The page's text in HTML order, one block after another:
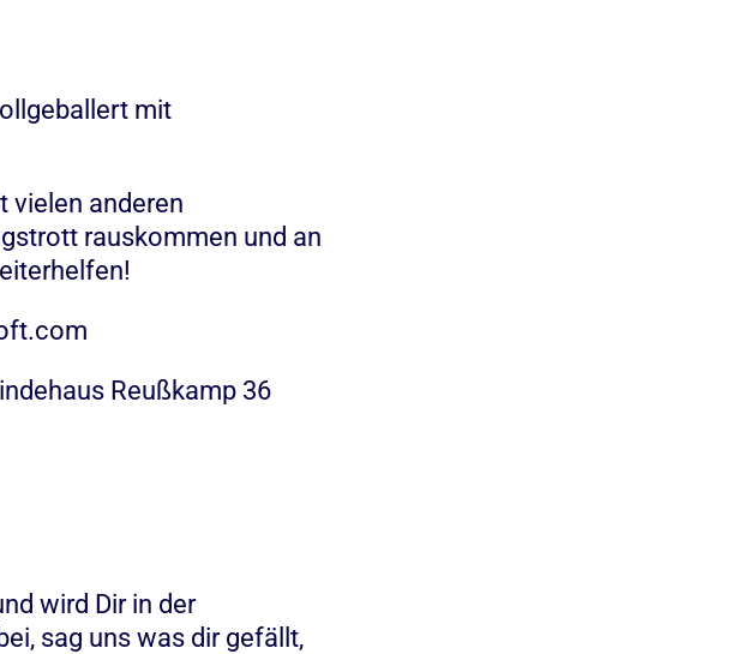
mit
vielen anderen
rauskommen und an
Reußkamp 36
wird Dir in der
sag uns was dir gefällt,